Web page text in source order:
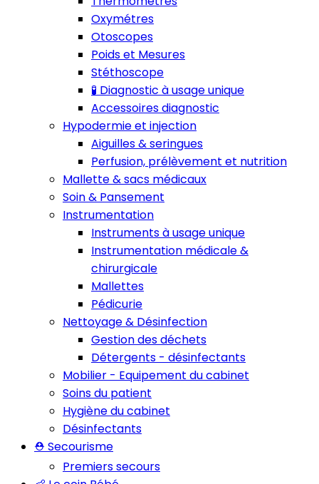
Oxymétres
Otoscopes
Poids et Mesures
Stéthoscope
🧪 Diagnostic à usage unique
Accessoires diagnostic
Hypodermie et injection
Aiguilles & seringues
Perfusion, prélèvement et nutrition
Mallette & sacs médicaux
Soin & Pansement
Instrumentation
Instruments à usage unique
Instrumentation médicale &
chirurgicale
Mallettes
Pédicurie
Nettoyage & Désinfection
Gestion des déchets
Détergents - désinfectants
Mobilier - Equipement du cabinet
Soins du patient
Hygiène du cabinet
Désinfectants
⛑️ Secourisme
Premiers secours